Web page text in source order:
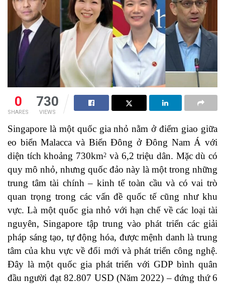
0
SHARES
730
VIEWS
Singapore là một quốc gia nhỏ nằm ở điểm giao giữa
eo biển Malacca và Biển Đông ở Đông Nam Á với
diện tích khoảng 730km2 và 6,2 triệu dân. Mặc dù có
quy mô nhỏ, nhưng quốc đảo này là một trong những
trung tâm tài chính – kinh tế toàn cầu và có vai trò
quan trọng trong các vấn đề quốc tế cũng như khu
vực. Là một quốc gia nhỏ với hạn chế về các loại tài
nguyên, Singapore tập trung vào phát triển các giải
pháp sáng tạo, tự động hóa, được mệnh danh là trung
tâm của khu vực về đổi mới và phát triển công nghệ.
Đây là một quốc gia phát triển với GDP bình quân
đầu người đạt 82.807 USD (Năm 2022) – đứng thứ 6